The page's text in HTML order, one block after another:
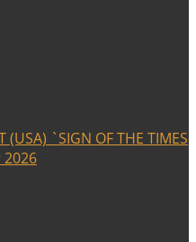
(USA) `SIGN OF THE TIMES